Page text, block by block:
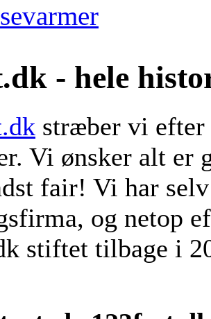
- hele
stræber vi efter
Vi ønsker alt er
fair! Vi har
og netop
stiftet tilbage i